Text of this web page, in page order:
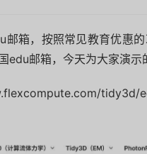
邮箱，按照常见教育优惠
edu邮箱，今天为大家演示
tidy3d/